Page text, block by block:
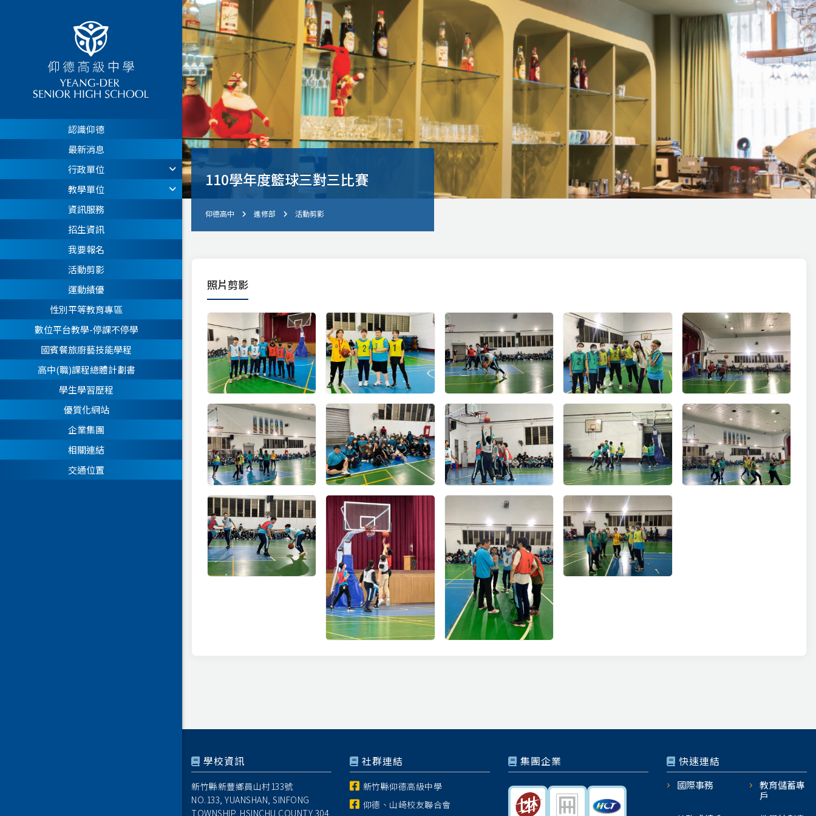
認識仰德
最新消息
行政單位
教學單位
資訊服務
招生資訊
我要報名
活動剪影
運動績優
性別平等教育專區
數位平台教學-停課不停學
國賓餐旅廚藝技能學程
高中(職)課程總體計劃書
學生學習歷程
優質化網站
企業集團
相關連結
交通位置
110學年度籃球三對三比賽
仰德高中 進修部 活動剪影
照片剪影
學校資訊
新竹縣新豐鄉員山村133號
NO.133, YUANSHAN, SINFONG
TOWNSHIP, HSINCHU COUNTY 304,
社群連結
新竹縣仰德高級中學
仰德、山崎校友聯合會
集團企業 快速連結
國際事務
教育儲蓄專
戶